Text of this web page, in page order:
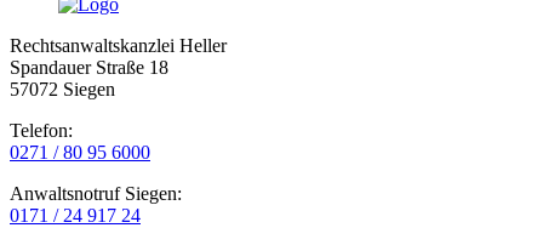
Rechtsanwaltskanzlei Heller
Spandauer Straße 18
57072 Siegen
Telefon:
0271 / 80 95 6000
Anwaltsnotruf Siegen:
0171 / 24 917 24